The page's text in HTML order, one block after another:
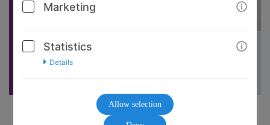
Marketing
Statistics
Details
Allow selection